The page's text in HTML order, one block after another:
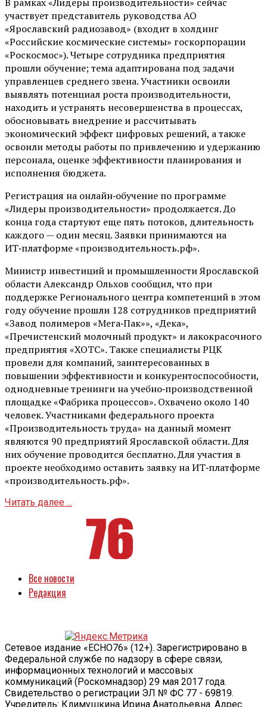
участвует представитель руководства АО
«Ярославский радиозавод» (входит в холдинг
«Российские космические системы» госкорпорации
«Роскосмос»). Четыре сотрудника предприятия
прошли обучение; тема адаптирована под задачи
управленцев среднего звена. Участники освоили
выявлять потенциал роста производительности,
находить и устранять несовершенства в процессах,
обосновывать внедрение и рассчитывать
экономический эффект цифровых решений, а также
освоили методы работы по привлечению и удержанию
персонала, оценке эффективности планирования и
исполнения бюджета.
Регистрация на онлайн‑обучение по программе
«Лидеры производительности» продолжается. До
конца года стартуют еще пять потоков, длительность
каждого — один месяц. Заявки принимаются на
ИТ‑платформе «производительность.рф».
Министр инвестиций и промышленности Ярославской
области Александр Ольхов сообщил, что при
поддержке Регионального центра компетенций в этом
году обучение прошли 128 сотрудников предприятий
«Завод полимеров «Мега‑Пак»», «Дека»,
«Пречистенский молочный продукт» и лакокрасочного
предприятия «ХОТС». Также специалисты РЦК
провели для компаний, заинтересованных в
повышении эффективности и конкурентоспособности,
однодневные тренинги на учебно‑производственной
площадке «Фабрика процессов». Охвачено около 140
человек. Участниками федерального проекта
«Производительность труда» на данный момент
являются 90 предприятий Ярославской области. Для
них обучение проводится бесплатно. Для участия в
проекте необходимо оставить заявку на ИТ‑платформе
«производительность.рф».
Читать далее ...
Все новости
Редакция
Сетевое издание «ECHO76» (12+). Зарегистрировано в
Федеральной службе по надзору в сфере связи,
информационных технологий и массовых
коммуникаций (Роскомнадзор) 29 мая 2017 года.
Свидетельство о регистрации ЭЛ № ФС 77 - 69819.
Учредитель: Климушкина Ирина Анатольевна. Адрес